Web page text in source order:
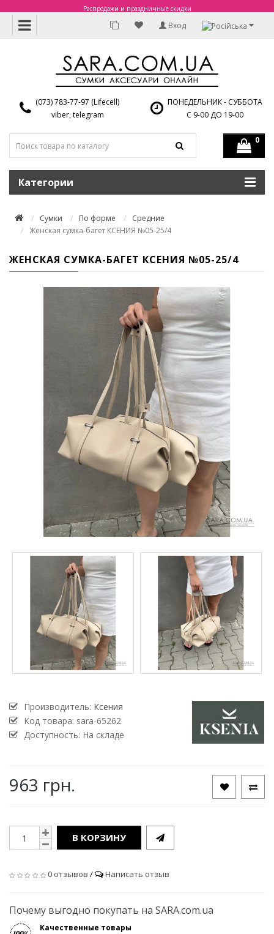
Распродажи и праздничные скидки
Вход
(073) 783-77-97 (Lifecell)
viber, telegram
ПОНЕДЕЛЬНИК - СУББОТА
С 9-00 ДО 19-00
0
Категории
Сумки По форме
Средние
Женская сумка-багет КСЕНИЯ №05-25/4
ЖЕНСКАЯ СУМКА-БАГЕТ КСЕНИЯ №05-25/4
Производитель: Ксения
Код товара: sara-65262
Доступность: На складе
963 грн.
В КОРЗИНУ
0 отзывов / Написать отзыв
Почему выгодно покупать на SARA.com.ua
Качественные товары